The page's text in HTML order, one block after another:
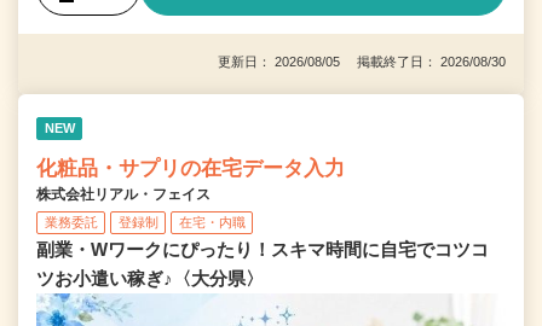
更新日： 2026/08/05 掲載終了日： 2026/08/30
NEW
化粧品・サプリの在宅データ入力
株式会社リアル・フェイス
業務委託 登録制 在宅・内職
副業・Wワークにぴったり！スキマ時間に自宅でコツコ
ツお小遣い稼ぎ♪〈大分県〉